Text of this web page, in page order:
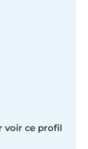
voir ce profil